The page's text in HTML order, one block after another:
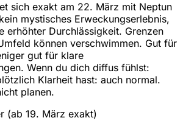
sich exakt am 22. März mit Neptun
mystisches Erweckungserlebnis,
erhöhter Durchlässigkeit. Grenzen
können verschwimmen. Gut für
gut für klare
Wenn du dich diffus fühlst:
Klarheit hast: auch normal.
planen.
(ab 19. März exakt)